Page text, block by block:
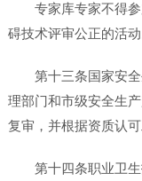
专家库专家不得
碍技术评审公正的活动
第十三条国家安
理部门和市级安全生
复审，并根据资质认
第十四条职业卫